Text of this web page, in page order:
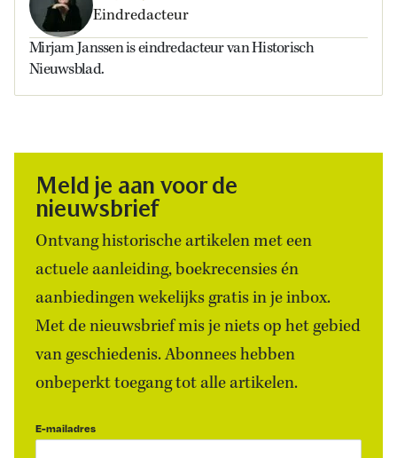
Eindredacteur
Mirjam Janssen is eindredacteur van Historisch
Nieuwsblad.
Meld je aan voor de
nieuwsbrief
Ontvang historische artikelen met een
actuele aanleiding, boekrecensies én
aanbiedingen wekelijks gratis in je inbox.
Met de nieuwsbrief mis je niets op het gebied
van geschiedenis. Abonnees hebben
onbeperkt toegang tot alle artikelen.
E-mailadres